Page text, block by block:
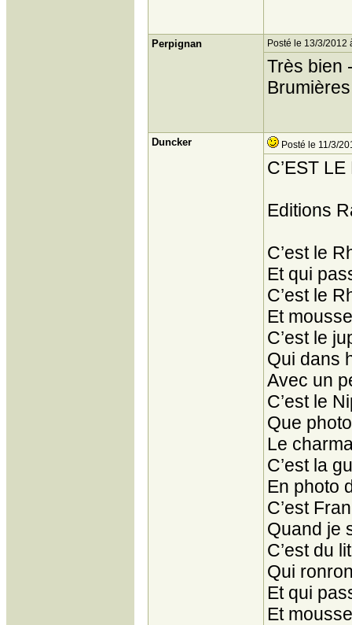
Perpignan Posté le 13/3/2012
Très bien
Duncker Posté le 11/3/
C’EST
Editions
C’est le
Et qui
C’est le
Et
C’est le
Qui dans
Avec un
C’est le
Que
Le
C’est la
En photo
C’est
Quand je
C’est du
Qui
Et qui
Et